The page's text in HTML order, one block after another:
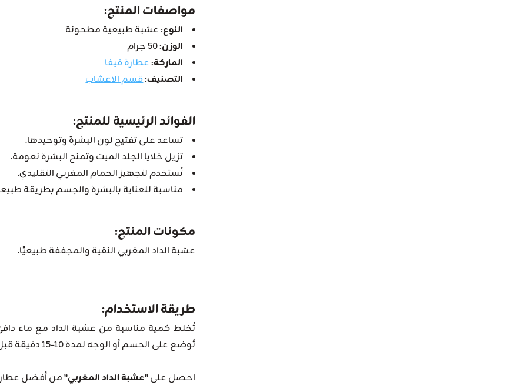
مواصفات المنتج:
النوع:عشبة طبيعية مطحونة
الوزن:50 جرام
الماركة:عطارة فيفا
التصنيف:قسم الاعشاب
الفوائد الرئيسية للمنتج:
تساعد على تفتيح لون البشرة وتوحيدها.
تزيل خلايا الجلد الميت وتمنح البشرة نعومة.
تُستخدم لتجهيز الحمام المغربي التقليدي.
مناسبة للعناية بالبشرة والجسم بطريقة
مكونات المنتج:
عشبة الداد المغربي النقية والمجففة طبيعيًا.
طريقة الاستخدام:
تُخلط كمية مناسبة من عشبة الداد مع ماء
تُوضع على الجسم أو الوجه لمدة 10–15 دقيقة قبل غسلها بالماء الفاتر.
احصل على"عشبة الداد المغربي"من أفضل